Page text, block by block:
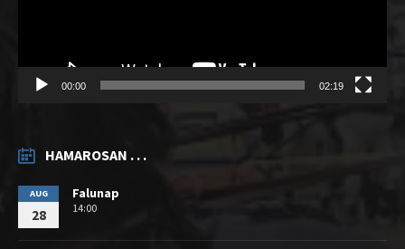
00:00 02:19
HAMAROSAN . . .
AUG
28
Falunap
14:00